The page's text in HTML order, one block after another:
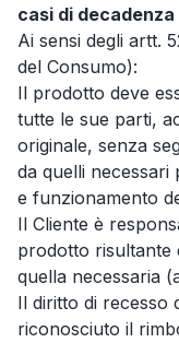
casi di
Ai sensi degli artt.
del Consumo):
Il prodotto deve
tutte le sue parti,
originale, senza
da quelli
e funzionamento
Il Cliente è
prodotto risultante
quella necessaria
Il diritto di recesso
riconosciuto il